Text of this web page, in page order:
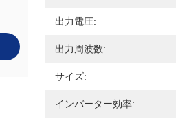
出力電圧:
出力周波数:
サイズ:
インバーター効率: